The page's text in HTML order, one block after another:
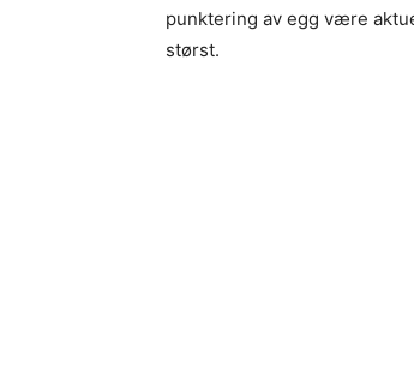
punktering av egg være
størst.